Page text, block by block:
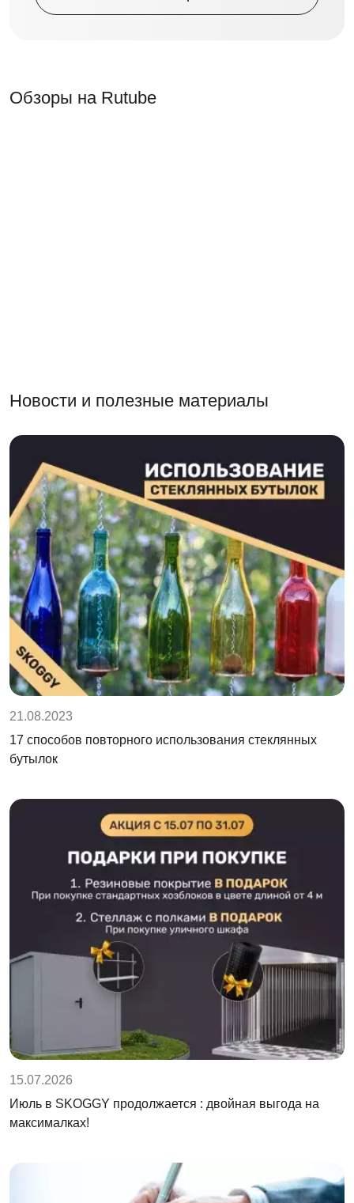
Обзоры на Rutube
Новости и полезные материалы
21.08.2023
17 способов повторного использования стеклянных
бутылок
15.07.2026
Июль в SKOGGY продолжается : двойная выгода на
максималках!